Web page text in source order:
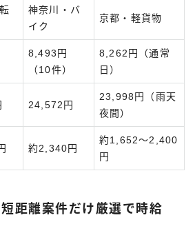
神奈川・バ
イク
京都・軽貨物
8,493円
（10件）
8,262円（通常
日）
24,572円
23,998円（雨天
夜間）
約2,340円
約1,652〜2,400
円
短距離案件だけ厳選で時給